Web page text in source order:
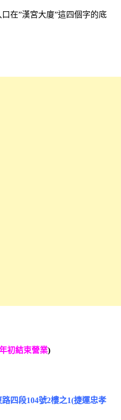
在”漢宮大廈”這四個字的底
初結束營業)
四段104號2樓之1(捷運忠孝